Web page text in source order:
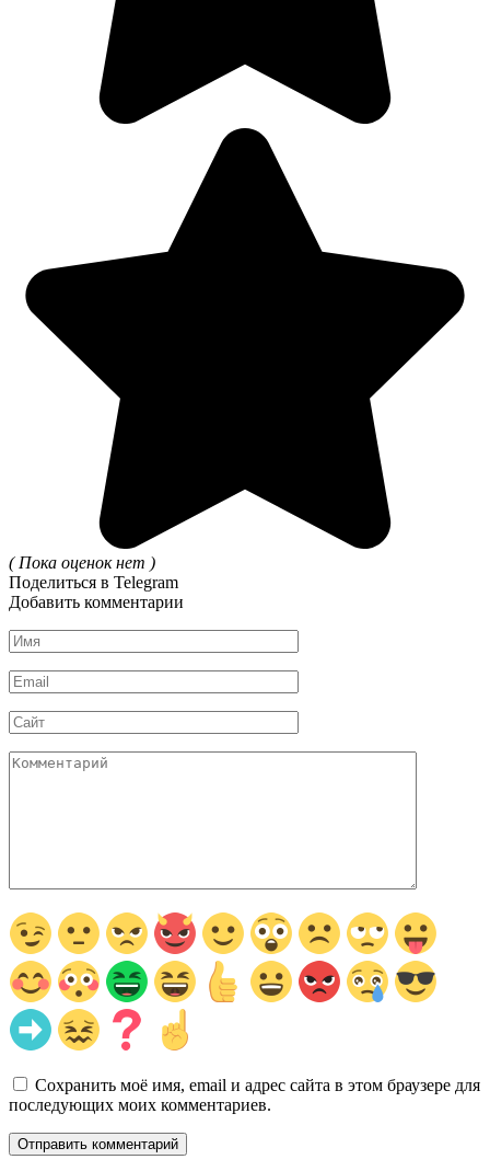
( Пока оценок нет )
Поделиться в Telegram
Добавить комментарии
Имя
*
Email
*
Сайт
Комментарий
Сохранить моё имя, email и адрес сайта в этом браузере для
последующих моих комментариев.